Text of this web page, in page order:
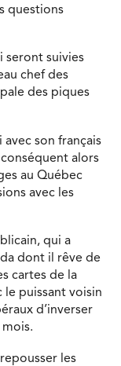
questions
seront suivies
chef des
des piques
son français
alors
au Québec
avec les
qui a
dont il rêve de
cartes de la
puissant voisin
d’inverser
les